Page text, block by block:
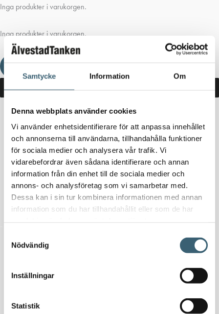
Samtycke Information Om
Denna webbplats använder cookies
Vi använder enhetsidentifierare för att anpassa innehållet
och annonserna till användarna, tillhandahålla funktioner
för sociala medier och analysera vår trafik. Vi
vidarebefordrar även sådana identifierare och annan
information från din enhet till de sociala medier och
annons- och analysföretag som vi samarbetar med.
Dessa kan i sin tur kombinera informationen med annan
information som du har tillhandahållit eller som de har
Nödvändig
Inställningar
Statistik
Inga produkter i varukorgen.
Inga produkter i varukorgen.
Fortsätt handla
dieseltank 3000 liter
Inga produkter hittades som motsvarar ditt val.